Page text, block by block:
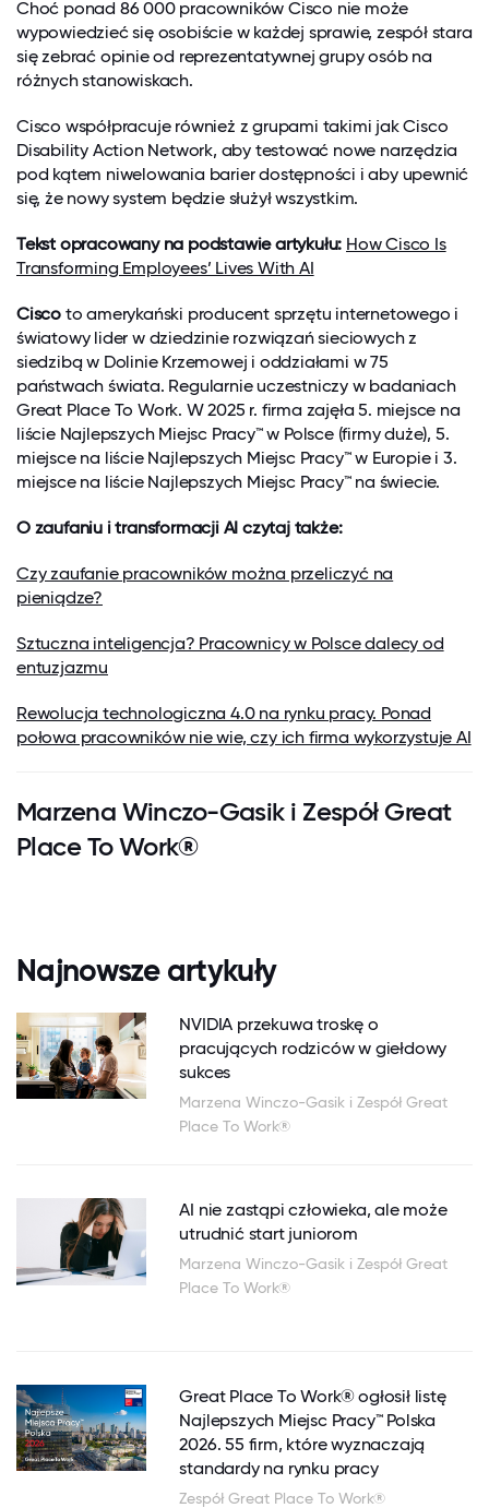
Choć ponad 86 000 pracowników Cisco nie może
wypowiedzieć się osobiście w każdej sprawie, zespół stara
się zebrać opinie od reprezentatywnej grupy osób na
różnych stanowiskach.
Cisco współpracuje również z grupami takimi jak Cisco
Disability Action Network, aby testować nowe narzędzia
pod kątem niwelowania barier dostępności i aby upewnić
się, że nowy system będzie służył wszystkim.
Tekst opracowany na podstawie artykułu: How Cisco Is
Transforming Employees’ Lives With AI
Cisco to amerykański producent sprzętu internetowego i
światowy lider w dziedzinie rozwiązań sieciowych z
siedzibą w Dolinie Krzemowej i oddziałami w 75
państwach świata. Regularnie uczestniczy w badaniach
Great Place To Work. W 2025 r. firma zajęła 5. miejsce na
liście Najlepszych Miejsc Pracy™ w Polsce (firmy duże), 5.
miejsce na liście Najlepszych Miejsc Pracy™ w Europie i 3.
miejsce na liście Najlepszych Miejsc Pracy™ na świecie.
O zaufaniu i transformacji AI czytaj także:
Czy zaufanie pracowników można przeliczyć na
pieniądze?
Sztuczna inteligencja? Pracownicy w Polsce dalecy od
entuzjazmu
Rewolucja technologiczna 4.0 na rynku pracy. Ponad
połowa pracowników nie wie, czy ich firma wykorzystuje AI
Marzena Winczo-Gasik i Zespół Great
Place To Work®
Najnowsze artykuły
NVIDIA przekuwa troskę o
pracujących rodziców w giełdowy
sukces
Marzena Winczo-Gasik i Zespół Great
Place To Work®
AI nie zastąpi człowieka, ale może
utrudnić start juniorom
Marzena Winczo-Gasik i Zespół Great
Place To Work®
Great Place To Work® ogłosił listę
Najlepszych Miejsc Pracy™ Polska
2026. 55 firm, które wyznaczają
standardy na rynku pracy
Zespół Great Place To Work®